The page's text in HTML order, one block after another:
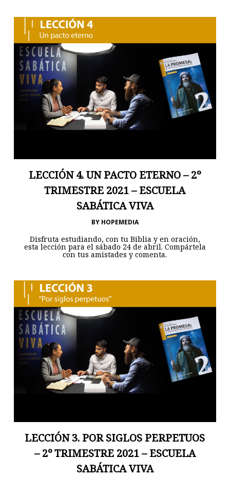
LECCIÓN 4. UN PACTO ETERNO – 2º
TRIMESTRE 2021 – ESCUELA
SABÁTICA VIVA
BY HOPEMEDIA
Disfruta estudiando, con tu Biblia y en oración,
esta lección para el sábado 24 de abril. Compártela
con tus amistades y comenta.
LECCIÓN 3. POR SIGLOS PERPETUOS
– 2º TRIMESTRE 2021 – ESCUELA
SABÁTICA VIVA